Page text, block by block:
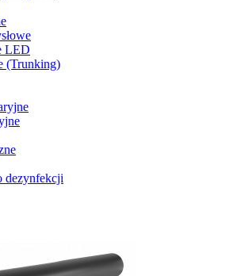
LED
(Trunking)
dezynfekcji